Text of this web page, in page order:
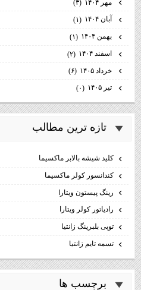
مهر ۱۴۰۴
(۳)
آبان ۱۴۰۴
(۱)
بهمن ۱۴۰۴
(۱)
اسفند ۱۴۰۴
(۲)
خرداد ۱۴۰۵
(۶)
تیر ۱۴۰۵
(۰)
تازه ترين مطالب
كليد شيشه بالابر ماكسيما
كندانسور كولر ماكسيما
رینگ پیستون ویتارا
رادیاتور کولر ویتارا
توپی بلبرینگ زانتیا
تسمه تایم زانتیا
برچسب ها